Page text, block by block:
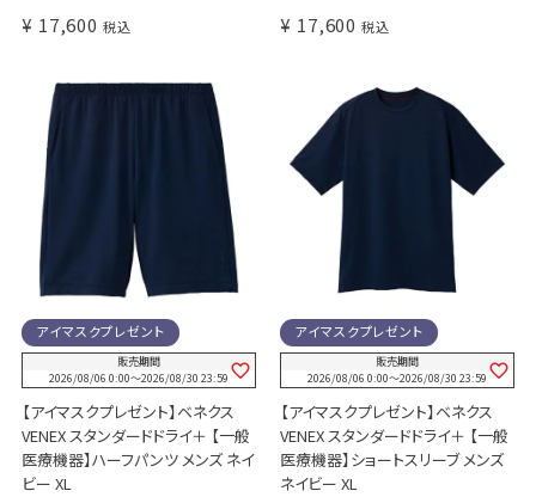
¥ 17,600 税込 ¥ 17,600 税込
アイマスクプレゼント
販売期間
2026/08/06 0:00〜2026/08/30 23:59
【アイマスクプレゼント】ベネクス
VENEX スタンダードドライ＋ 【一般
医療機器】ハーフパンツ メンズ ネイ
ビー XL
アイマスクプレゼント
販売期間
2026/08/06 0:00〜2026/08/30 23:59
【アイマスクプレゼント】ベネクス
VENEX スタンダードドライ＋ 【一般
医療機器】ショートスリーブ メンズ
ネイビー XL